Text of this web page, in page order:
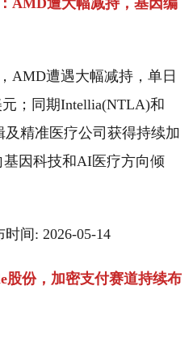
AMD遭大幅减持，基因编
AMD遭遇大幅减持，单日
；同期Intellia(NTLA)和
及精准医疗公司获得持续加
因科技和AI医疗方向倾
时间: 2026-05-14
股份，加密支付赛道持续布